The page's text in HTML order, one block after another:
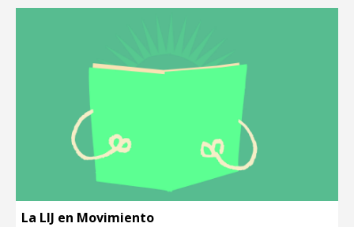
La LIJ en Movimiento